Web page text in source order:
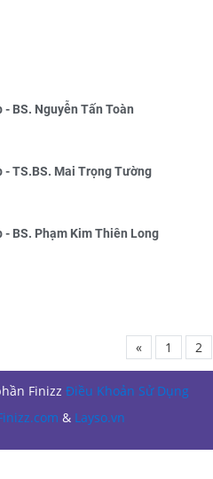
BS. Nguyễn Tấn Toàn
- TS.BS. Mai Trọng Tường
BS. Phạm Kim Thiên Long
« 1 2
Finizz Điều Khoản Sử Dụng
& Layso.vn